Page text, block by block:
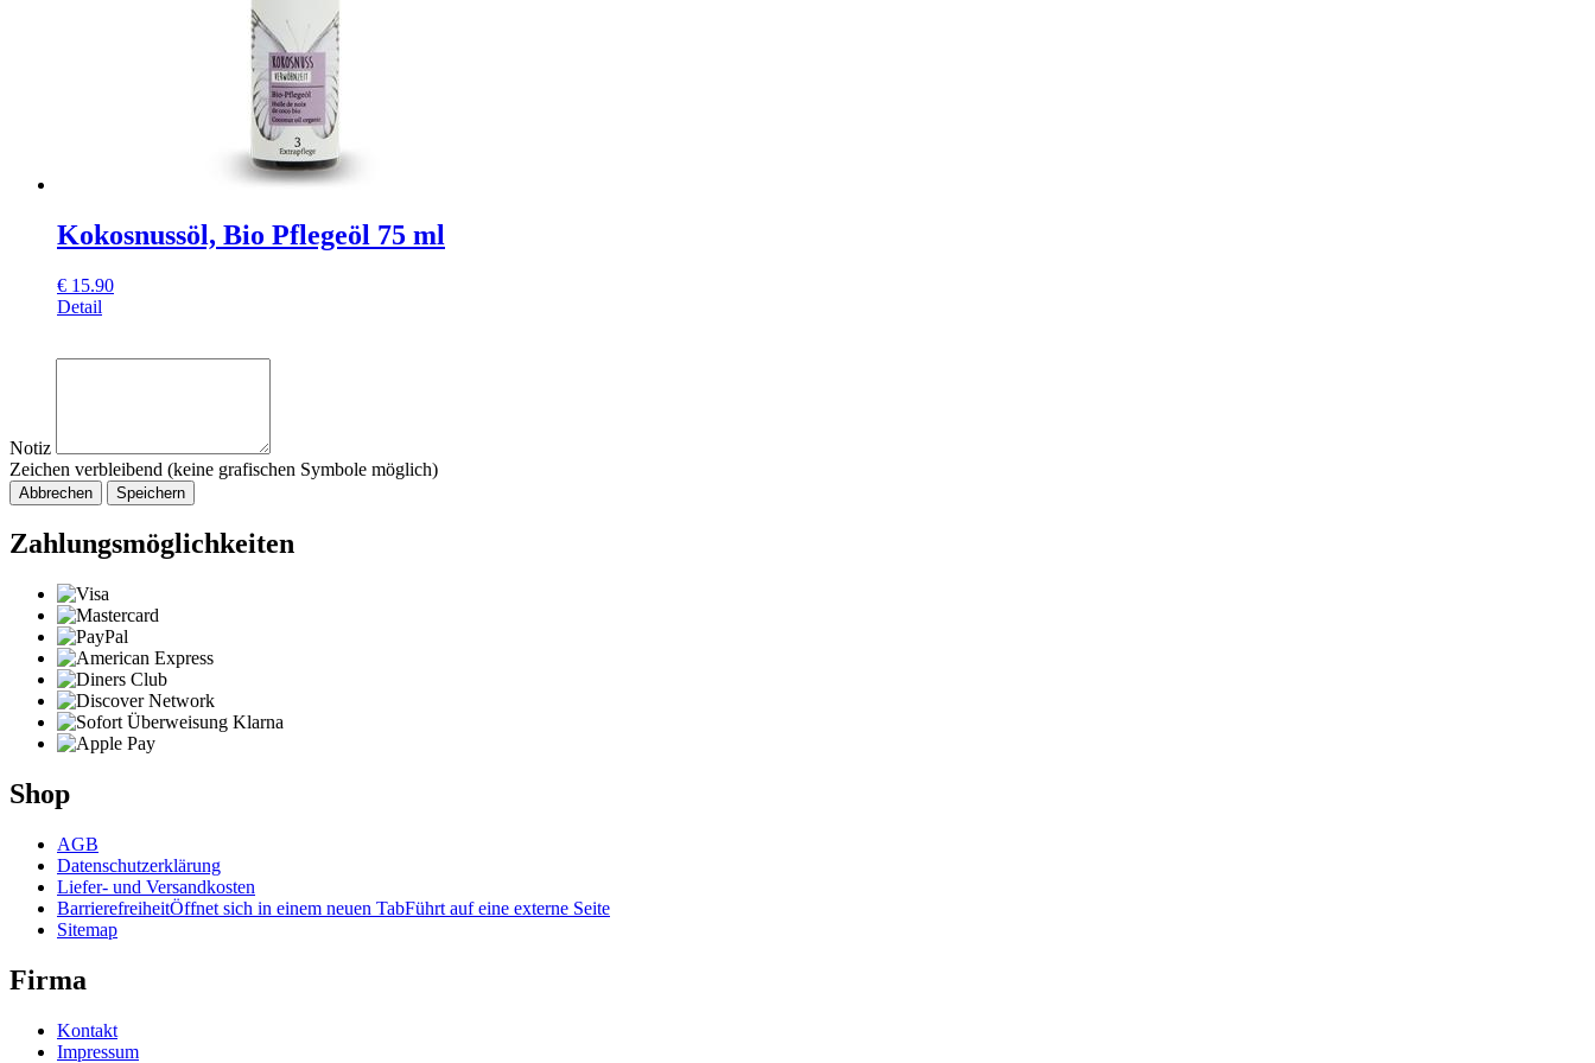
Kokosnussöl, Bio Pflegeöl 75 ml
€ 15.90
Detail
Notiz
Zeichen verbleibend (keine grafischen Symbole möglich)
Abbrechen Speichern
Zahlungsmöglichkeiten
Shop
AGB
Datenschutzerklärung
Liefer- und Versandkosten
BarrierefreiheitÖffnet sich in einem neuen TabFührt auf eine externe Seite
Sitemap
Firma
Kontakt
Impressum